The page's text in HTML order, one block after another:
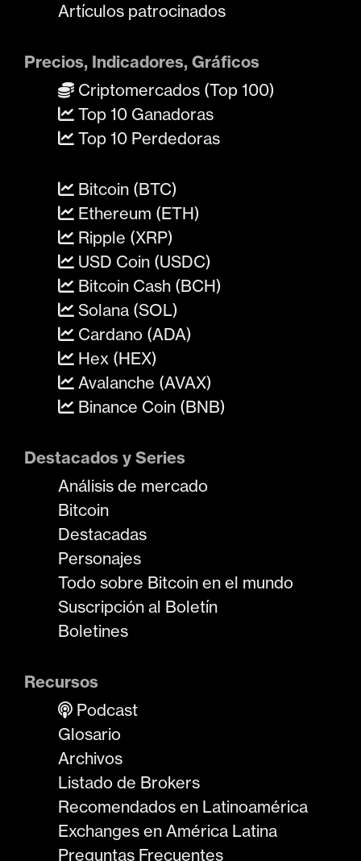
Artículos patrocinados
Precios, Indicadores, Gráficos
Criptomercados (Top 100)
Top 10 Ganadoras
Top 10 Perdedoras
Bitcoin (BTC)
Ethereum (ETH)
Ripple (XRP)
USD Coin (USDC)
Bitcoin Cash (BCH)
Solana (SOL)
Cardano (ADA)
Hex (HEX)
Avalanche (AVAX)
Binance Coin (BNB)
Destacados y Series
Análisis de mercado
Bitcoin
Destacadas
Personajes
Todo sobre Bitcoin en el mundo
Suscripción al Boletín
Boletines
Recursos
Podcast
Glosario
Archivos
Listado de Brokers
Recomendados en Latinoamérica
Exchanges en América Latina
Preguntas Frecuentes